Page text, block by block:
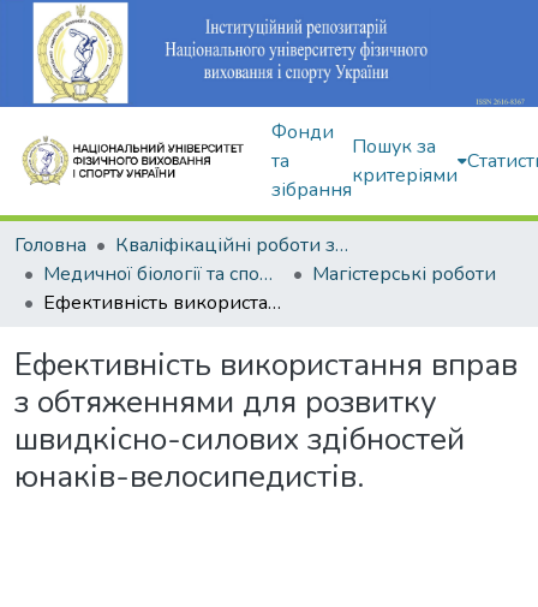
Фонди
та
зібрання
Пошук за
критеріями
Головна
Кваліфікаційні роботи здобувачів вищої освіти
Медичної біології та спортивної дієтології
Магістерські роботи
Ефективність використання вправ з обтяженнями для розвитку швидкісно-силових здібностей юнаків-велосипедистів.
Ефективність використання вправ
з обтяженнями для розвитку
швидкісно-силових здібностей
юнаків-велосипедистів.